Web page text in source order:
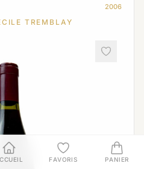
2006
TREMBLAY
FAVORIS PANIER